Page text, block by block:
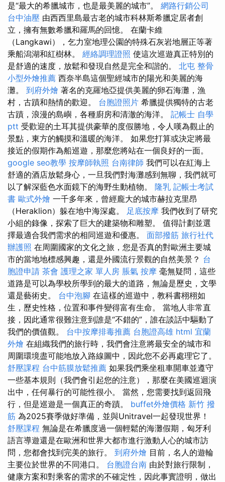
是“最大的希臘城市，也是最美麗的城市”。 網路行銷公司
台中油壓 由西西里島最古老的城市科林斯希臘定居者創
立，擁有無數希臘和羅馬的回憶。 在蘭卡維
（Langkawi），乞力室地理公園的特殊石灰岩地層正等著
乘船潟湖和紅樹林。 經絡調理證照 使這次巡遊真正特別的
是舒適的速度，放鬆和發現自然是完全和諧的。 北屯 整骨
小型外燴推薦 西奈半島這個聖經城市的陽光和美麗的海
灘。 到府外燴 著名的克羅地亞提供美麗的卵石海灘，漁
村，古蹟和熱情的歡迎。 台胞證照片 希臘提供獨特的古老
古蹟，浪漫的島嶼，各種廚房和清澈的海洋。 記帳士 自學
ptt 受歡迎的土耳其提供豪華的度假勝地，令人嘆為觀止的
景點，東方的觸摸和溫暖的海洋。 如果您打算或決定將最
接近的假期作為船巡遊，那麼您將站在一個良好的一面。
google seo教學 按摩師執照 台南律師 我們可以在紅海上
舒適的酒店放鬆身心，一旦我們對海灘感到無聊，我們就可
以了解深藍色水面鏡下的海野生動植物。 隆乳 記帳士考試
書 歐式外燴 一千多年來，曾經龐大的城市赫拉克里昂
（Heraklion）躲在地中海深處。 足底按摩 我們收到了研究
小組的錄像，探索了巨大的建築物和雕塑。 值得計劃並選
擇最適合我們需求的相同巡遊和優惠。 面部撥筋 旅行社代
辦護照 在周圍國家的文化之旅，您是否真的對歐洲主要城
市的當地地標感興趣，還是外國流行景觀的自然美景？ 台
胞證申請 茶會 護理之家 單人房 脹氣 按摩 毫無疑問，這些
道路是可以為學校所學到的最大的道路，無論是歷史，文學
還是藝術史。 台中泡腳 在這樣的巡遊中，教科書栩栩如
生，歷史性格，位置和事件變得富有生命。 當地人非常直
接，因此通常很難注意到誰是“不錯的”，誰在談話中驅動了
我們的價值觀。 台中按摩排毒推薦 台胞證高雄 html 宜蘭
外燴 在組織我們的旅行時，我們會注意將最安全的城市和
周圍環境盡可能地放入路線圖中，因此您不必再處理它了。
舒壓課程 台中筋膜放鬆推薦 如果我們乘坐租車開車並遵守
一些基本規則（我們會引起您的注意），那麼在美國巡迴演
出中，任何暴行的可能性很小。 當然，您需要找到返回飛
行，但是巡遊是一個真正的奇蹟。 buffet外燴價格 新竹 撥
筋 為2025賽季做好準備，並與Unitravel一起發現世界！
舒壓課程 無論是在希臘度過一個輕鬆的海灘假期，匈牙利
語言導遊還是在歐洲和世界大都市進行激動人心的城市訪
問，您都會找到完美的旅行。 到府外燴 目前，名人的遊輪
主要位於世界的不同港口。 台胞證台南 由於對旅行限制，
健康方案和對乘客的需求的不確定性，因此事實證明，做出